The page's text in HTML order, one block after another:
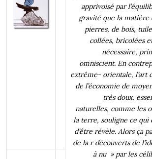
apprivoisé par
gravité que la matière
pierres, de bois,
collées, bricolées
nécessaire,
omniscient. En
extrême- orientale, l’art
de l’économie de
très doux,
naturelles, comme les
la terre, souligne ce qui
d’être révèle. Alors ça
de la r découverts de
à nu » par les